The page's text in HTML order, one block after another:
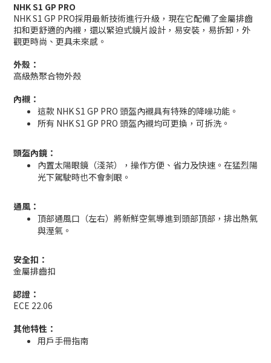
NHK S1 GP PRO
NHK S1 GP PRO採用最新技術進行升級，現在它配備了金屬排齒
扣和更舒適的內襯，還以緊迫式鏡片設計，易安裝，易拆卸，外
觀更時尚、更具未來感。
外殼：
高級熱聚合物外殼
內襯：
這款 NHK S1 GP PRO 頭盔內襯具有特殊的降噪功能。
所有 NHK S1 GP PRO 頭盔內襯均可更換，可拆洗。
頭盔內鏡：
內置太陽眼鏡（淺茶），操作方便、省力及快速。在猛烈陽
光下駕駛時也不會刺眼。
通風：
頂部通風口（左右）將新鮮空氣導進到頭部頂部，排出熱氣
與溼氣。
安全扣：
金屬排齒扣
認證：
ECE 22.06
其他特性：
用戶手冊指南